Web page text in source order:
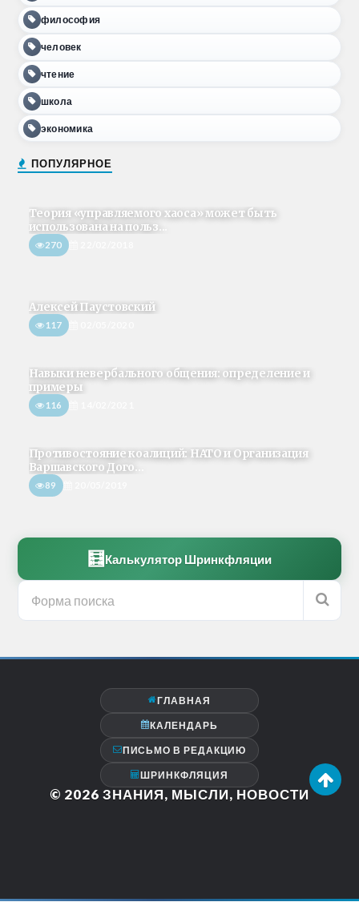
философия
человек
чтение
школа
экономика
ПОПУЛЯРНОЕ
Теория «управляемого хаоса» может быть
использована на польз...
270
Алексей Паустовский
117
Навыки невербального общения: определение и
примеры
116
Противостояние коалиций: НАТО и Организация
Варшавского Дого...
89
🧮 Калькулятор Шринкфляции
ГЛАВНАЯ
КАЛЕНДАРЬ
ПИСЬМО В РЕДАКЦИЮ
ШРИНКФЛЯЦИЯ
© 2026 ЗНАНИЯ, МЫСЛИ, НОВОСТИ